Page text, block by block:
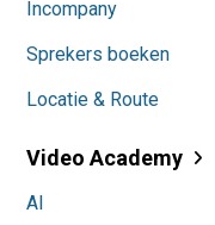
Incompany
Sprekers boeken
Locatie & Route
Video Academy
AI